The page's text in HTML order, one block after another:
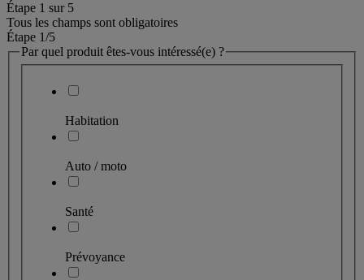
Étape 1 sur 5
Tous les champs sont obligatoires
Étape 1/5
Par quel produit êtes-vous intéressé(e) ?
Habitation
Auto / moto
Santé
Prévoyance